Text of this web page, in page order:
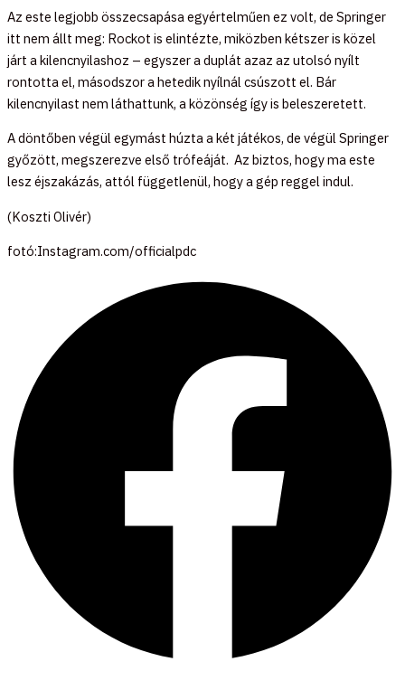
Az este legjobb összecsapása egyértelműen ez volt, de Springer
itt nem állt meg: Rockot is elintézte, miközben kétszer is közel
járt a kilencnyilashoz – egyszer a duplát azaz az utolsó nyílt
rontotta el, másodszor a hetedik nyílnál csúszott el. Bár
kilencnyilast nem láthattunk, a közönség így is beleszeretett.
A döntőben végül egymást húzta a két játékos, de végül Springer
győzött, megszerezve első trófeáját. Az biztos, hogy ma este
lesz éjszakázás, attól függetlenül, hogy a gép reggel indul.
(Koszti Olivér)
fotó:Instagram.com/officialpdc